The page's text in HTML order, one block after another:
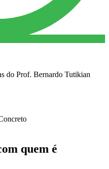
do Prof. Bernardo Tutikian
quem é